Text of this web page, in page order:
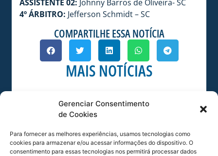
Gerenciar Consentimento
de Cookies
Para fornecer as melhores experiências, usamos tecnologias como
cookies para armazenar e/ou acessar informações do dispositivo. O
consentimento para essas tecnologias nos permitirá processar dados
ASSISTENTE 02: Johnny Barros de Oliveira- SC
4º ÁRBITRO: Jefferson Schmidt – SC
COMPARTILHE ESSA NOTÍCIA
MAIS NOTÍCIAS